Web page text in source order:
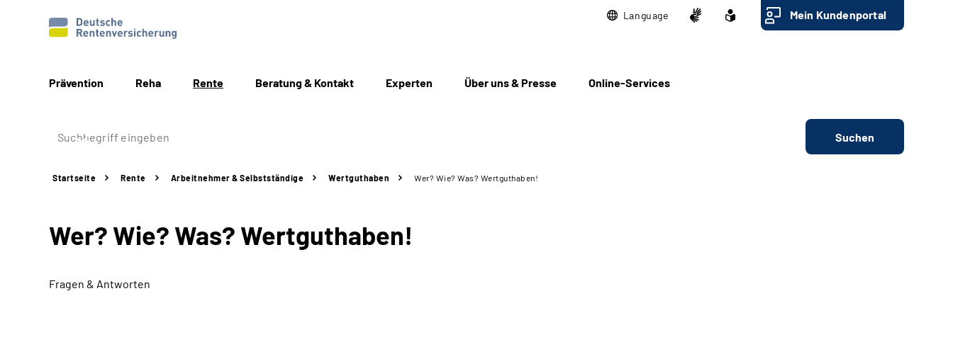
Language Mein Kundenportal
Prävention Reha Rente Beratung & Kontakt Experten Über uns & Presse Online-Services
Suchen
Startseite Rente Arbeitnehmer & Selbstständige Wertguthaben Wer? Wie? Was? Wertguthaben!
Wer? Wie? Was? Wertguthaben!
Fragen & Antworten